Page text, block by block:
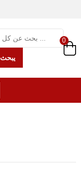
يبحث
0